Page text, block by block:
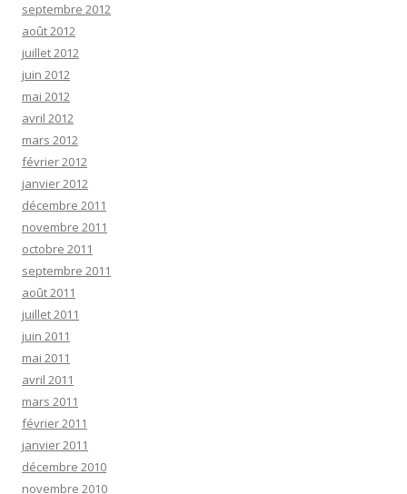
septembre 2012
août 2012
juillet 2012
juin 2012
mai 2012
avril 2012
mars 2012
février 2012
janvier 2012
décembre 2011
novembre 2011
octobre 2011
septembre 2011
août 2011
juillet 2011
juin 2011
mai 2011
avril 2011
mars 2011
février 2011
janvier 2011
décembre 2010
novembre 2010